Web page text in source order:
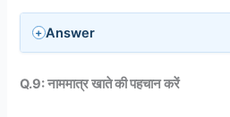
Answer
Q.9: नाममात्र खाते की पहचान करें